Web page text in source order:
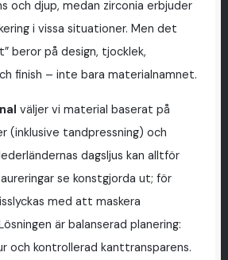
och djup, medan zirconia erbjuder
i vissa situationer. Men det
beror på design, tjocklek,
finish – inte bara materialnamnet.
väljer vi material baserat på
(inklusive tandpressning) och
dagsljus kan alltför
se konstgjorda ut; för
med att maskera
är balanserad planering:
och kontrollerad kanttransparens.